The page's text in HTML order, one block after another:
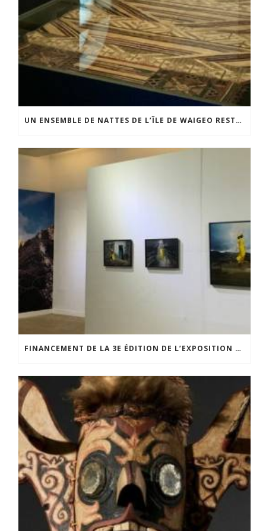
UN ENSEMBLE DE NATTES DE L’ÎLE DE WAIGEO RESTAURÉ GRÂCE AU SOUTIEN DU CERCLE LÉVI-STRAUSS
FINANCEMENT DE LA 3E ÉDITION DE L’EXPOSITION DU PRIX POUR LA PHOTOGRAPHIE PAR LE CERCLE POUR LA PHOTOGRAPHIE ET L’ART CONTEMPORAIN